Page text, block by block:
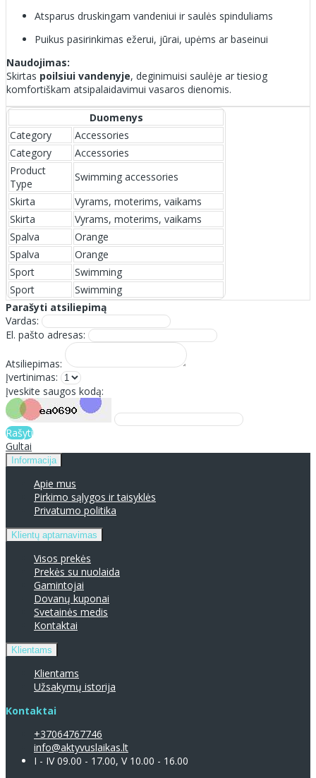
Atsparus druskingam vandeniui ir saulės spinduliams
Puikus pasirinkimas ežerui, jūrai, upėms ar baseinui
Naudojimas:
Skirtas poilsiui vandenyje, deginimuisi saulėje ar tiesiog
komfortiškam atsipalaidavimui vasaros dienomis.
Duomenys
Category
Accessories
Category
Accessories
Product
Type
Swimming accessories
Skirta
Vyrams, moterims, vaikams
Skirta
Vyrams, moterims, vaikams
Spalva
Orange
Spalva
Orange
Sport
Swimming
Sport
Swimming
Parašyti atsiliepimą
Vardas:
El. pašto adresas:
Atsiliepimas:
Įvertinimas:
Įveskite saugos kodą:
Rašyti
Gultai
Informacija
Apie mus
Pirkimo sąlygos ir taisyklės
Privatumo politika
Klientų aptarnavimas
Visos prekės
Prekės su nuolaida
Gamintojai
Dovanų kuponai
Svetainės medis
Kontaktai
Klientams
Klientams
Užsakymų istorija
Kontaktai
+37064767746
info@aktyvuslaikas.lt
I - IV 09.00 - 17.00, V 10.00 - 16.00